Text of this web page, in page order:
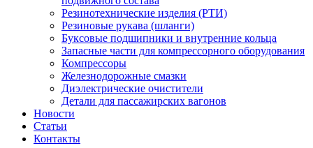
Резинотехнические изделия (РТИ)
Резиновые рукава (шланги)
Буксовые подшипники и внутренние кольца
Запасные части для компрессорного оборудования
Компрессоры
Железнодорожные смазки
Диэлектрические очистители
Детали для пассажирских вагонов
Новости
Статьи
Контакты